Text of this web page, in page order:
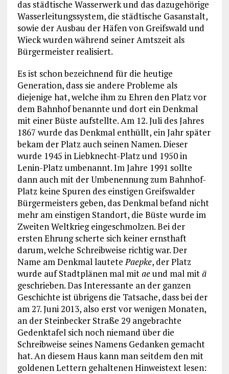
das städtische Wasserwerk und das dazugehörige
Wasserleitungssystem, die städtische Gasanstalt,
sowie der Ausbau der Häfen von Greifswald und
Wieck wurden während seiner Amtszeit als
Bürgermeister realisiert.
Es ist schon bezeichnend für die heutige
Generation, dass sie andere Probleme als
diejenige hat, welche ihm zu Ehren den Platz vor
dem Bahnhof benannte und dort ein Denkmal
mit einer Büste aufstellte. Am 12. Juli des Jahres
1867 wurde das Denkmal enthüllt, ein Jahr später
bekam der Platz auch seinen Namen. Dieser
wurde 1945 in Liebknecht-Platz und 1950 in
Lenin-Platz umbenannt. Im Jahre 1991 sollte
dann auch mit der Umbenennung zum Bahnhof-
Platz keine Spuren des einstigen Greifswalder
Bürgermeisters geben, das Denkmal befand nicht
mehr am einstigen Standort, die Büste wurde im
Zweiten Weltkrieg eingeschmolzen. Bei der
ersten Ehrung scherte sich keiner ernsthaft
darum, welche Schreibweise richtig war. Der
Name am Denkmal lautete Paepke, der Platz
wurde auf Stadtplänen mal mitaeund mal mitä
geschrieben. Das Interessante an der ganzen
Geschichte ist übrigens die Tatsache, dass bei der
am 27. Juni 2013, also erst vor wenigen Monaten,
an der Steinbecker Straße 29 angebrachte
Gedenktafel sich noch niemand über die
Schreibweise seines Namens Gedanken gemacht
hat. An diesem Haus kann man seitdem den mit
goldenen Lettern gehaltenen Hinweistext lesen: